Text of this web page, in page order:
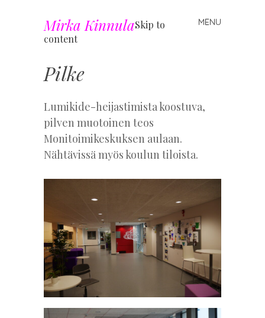
Mirka Kinnula MENU
Skip to
content
Pilke
Lumikide-heijastimista koostuva,
pilven muotoinen teos
Monitoimikeskuksen aulaan.
Nähtävissä myös koulun tiloista.